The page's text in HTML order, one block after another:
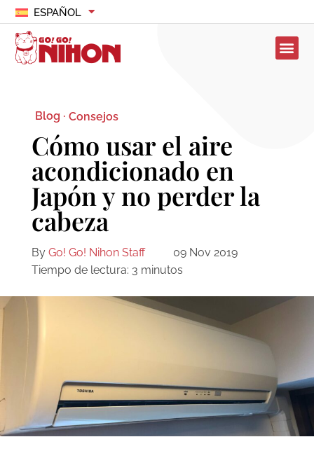
ESPAÑOL
Blog · Consejos
Cómo usar el aire
acondicionado en
Japón y no perder la
cabeza
By Go! Go! Nihon Staff
09 Nov 2019
Tiempo de lectura: 3 minutos